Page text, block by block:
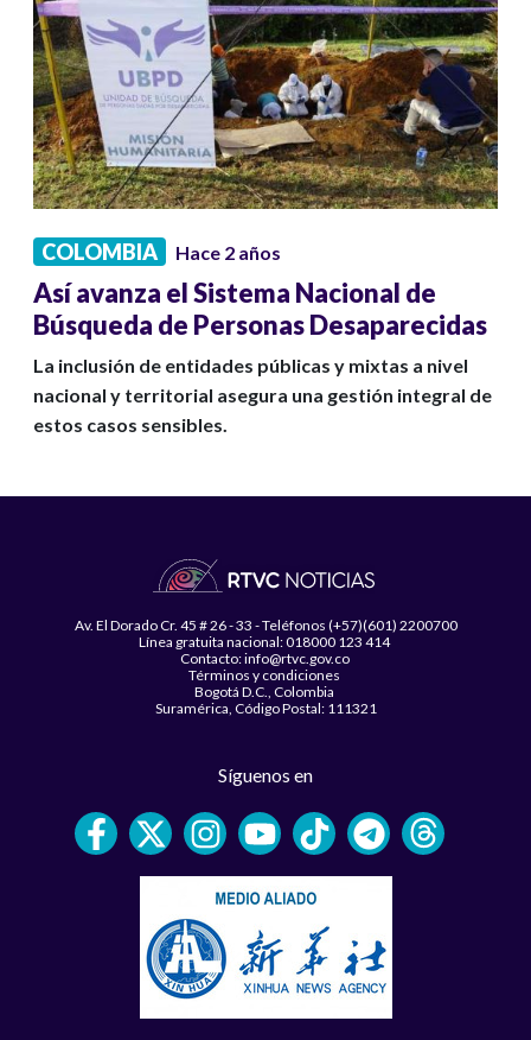
COLOMBIA Hace 2 años
Así avanza el Sistema Nacional de
Búsqueda de Personas Desaparecidas
La inclusión de entidades públicas y mixtas a nivel
nacional y territorial asegura una gestión integral de
estos casos sensibles.
Av. El Dorado Cr. 45 # 26 - 33 - Teléfonos (+57)(601) 2200700
Línea gratuita nacional: 018000 123 414
Contacto: info@rtvc.gov.co
Términos y condiciones
Bogotá D.C., Colombia
Suramérica, Código Postal: 111321
Síguenos en